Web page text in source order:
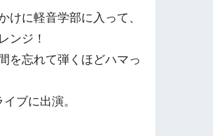
けに軽音学部に入って、
ンジ！
を忘れて弾くほどハマっ
ブに出演。